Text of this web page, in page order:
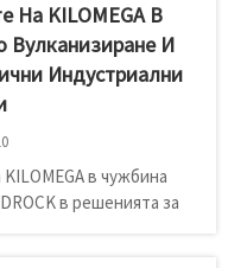
На KILOMEGA В
Вулканизиране И
Индустриални
в чужбина
в решенията за